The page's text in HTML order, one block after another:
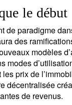
le début
de paradigme
des
modèles
modes
prix de
décentralisée
de revenus.